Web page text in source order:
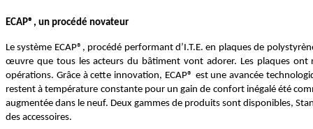
ECAP®, un procédé novateur
Le système ECAP®, procédé performant d’I.T.E. en plaques de
œuvre que tous les acteurs du bâtiment vont adorer. Les plaques
opérations. Grâce à cette innovation, ECAP® est une avancée
restent à température constante pour un gain de confort inégalé été
augmentée dans le neuf. Deux gammes de produits sont disponibles,
des accessoires.